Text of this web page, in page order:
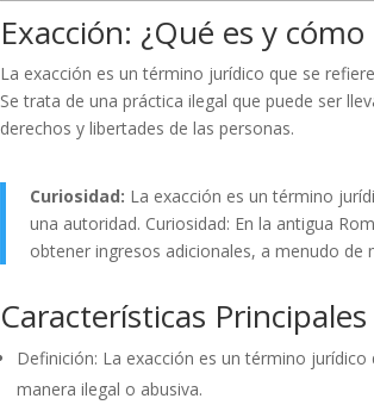
Exacción: ¿Qué es y
La exacción es un término jurídico que se
Se trata de una práctica ilegal que puede ser
derechos y libertades de las personas.
Curiosidad: La exacción es un término
una autoridad. Curiosidad: En la antigua
obtener ingresos adicionales, a menudo de
Características
Definición: La exacción es un término
manera ilegal o abusiva.